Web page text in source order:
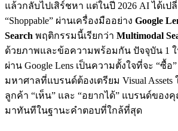
แล้วกลับไปเสิร์ชหา แต่ในปี 2026 AI ได้เป
“Shoppable” ผ่านเครื่องมืออย่าง Google
Search พฤติกรรมนี้เรียกว่า Multimodal
ด้วยภาพและข้อความพร้อมกัน ปัจจุบัน 1
ผ่าน Google Lens เป็นความตั้งใจที่จะ “ซื้
มหาศาลที่แบรนด์ต้องเตรียม Visual Assets
ลูกค้า “เห็น” และ “อยากได้” แบรนด์ขอ
มาทันทีในฐานะคำตอบที่ใกล้ที่สุด